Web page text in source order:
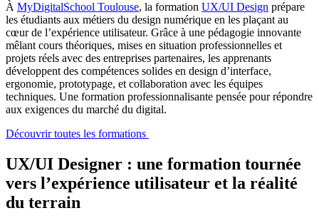
À MyDigitalSchool Toulouse, la formation UX/UI Design prépare
les étudiants aux métiers du design numérique en les plaçant au
cœur de l’expérience utilisateur. Grâce à une pédagogie innovante
mêlant cours théoriques, mises en situation professionnelles et
projets réels avec des entreprises partenaires, les apprenants
développent des compétences solides en design d’interface,
ergonomie, prototypage, et collaboration avec les équipes
techniques. Une formation professionnalisante pensée pour répondre
aux exigences du marché du digital.
Découvrir toutes les formations
UX/UI Designer : une formation tournée
vers l’expérience utilisateur et la réalité
du terrain